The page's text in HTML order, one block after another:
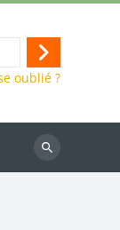
Connexion
oublié ?
Rechercher